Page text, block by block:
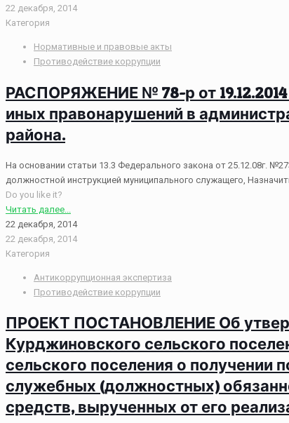
22 декабря, 2014
Категория
Нормативные и правовые акты
Противодействие коррупции
РАСПОРЯЖЕНИЕ № 78-р от
иных правонарушений в
района.
На основании статьи 13.3 Федерального закона от 25.12.08г.
должностной инструкцией муниципального служащего,
Do you like it?
Читать далее...
22 декабря, 2014
22 декабря, 2014
Категория
Антикоррупционная экспертиза
Противодействие коррупции
ПРОЕКТ ПОСТАНОВЛЕНИЕ Об
Курджиновского сельского
сельского поселения о
служебных (должностных)
средств, вырученных от его